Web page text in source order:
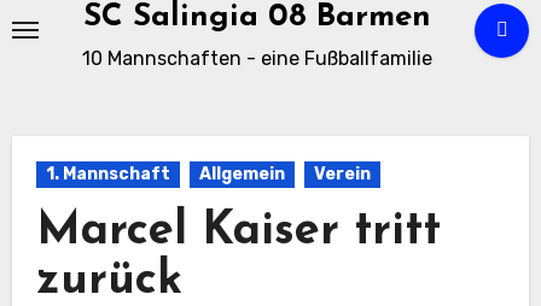
SC Salingia 08 Barmen
10 Mannschaften - eine Fußballfamilie
1. Mannschaft Allgemein Verein
Marcel Kaiser tritt
zurück